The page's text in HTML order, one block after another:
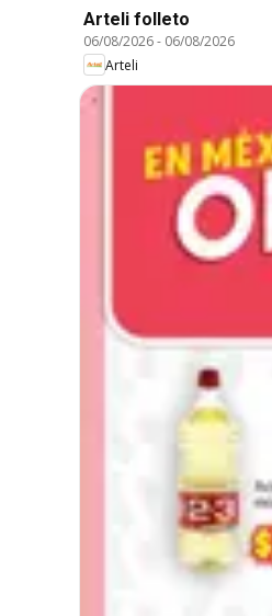
Arteli folleto
06/08/2026- 06/08/2026
Arteli